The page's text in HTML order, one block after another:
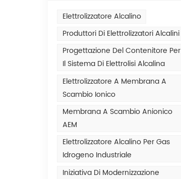
Elettrolizzatore Alcalino
Produttori Di Elettrolizzatori Alcalini
Progettazione Del Contenitore Per
Il Sistema Di Elettrolisi Alcalina
Elettrolizzatore A Membrana A
Scambio Ionico
Membrana A Scambio Anionico
AEM
Elettrolizzatore Alcalino Per Gas
Idrogeno Industriale
Iniziativa Di Modernizzazione